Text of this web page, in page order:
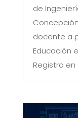
de
docente a
Educación
Registro en